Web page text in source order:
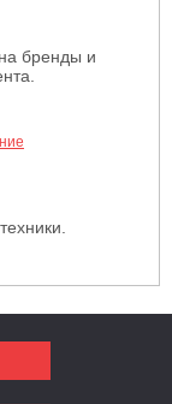
бренды и